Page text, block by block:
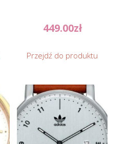
449.00zł
Przejdź do produktu